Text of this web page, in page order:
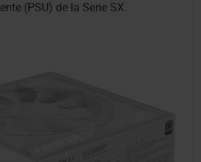
(PSU) de la Serie SX.